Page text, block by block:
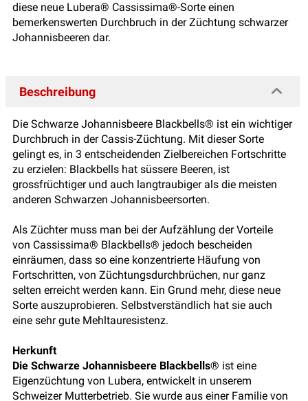
diese neue Lubera® Cassissima®-Sorte einen
bemerkenswerten Durchbruch in der Züchtung schwarzer
Johannisbeeren dar.
Beschreibung
Die Schwarze Johannisbeere Blackbells® ist ein wichtiger
Durchbruch in der Cassis-Züchtung. Mit dieser Sorte
gelingt es, in 3 entscheidenden Zielbereichen Fortschritte
zu erzielen: Blackbells hat süssere Beeren, ist
grossfrüchtiger und auch langtraubiger als die meisten
anderen Schwarzen Johannisbeersorten.
Als Züchter muss man bei der Aufzählung der Vorteile
von Cassissima® Blackbells® jedoch bescheiden
einräumen, dass so eine konzentrierte Häufung von
Fortschritten, von Züchtungsdurchbrüchen, nur ganz
selten erreicht werden kann. Ein Grund mehr, diese neue
Sorte auszuprobieren. Selbstverständlich hat sie auch
eine sehr gute Mehltauresistenz.
Herkunft
Die Schwarze Johannisbeere Blackbells® ist eine
Eigenzüchtung von Lubera, entwickelt in unserem
Schweizer Mutterbetrieb. Sie wurde aus einer Familie von